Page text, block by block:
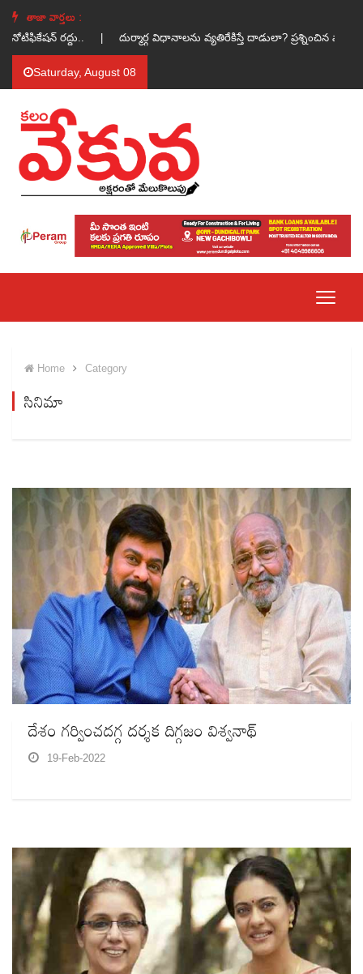
తాజా వార్తలు :
రద్దు.. | దుర్మార్గ విధానాలను వ్యతిరేకిస్తే దాడులా? ప్రశ్నించిన
Saturday, August 08
Home Category
సినిమా
దేశం గర్వించదగ్గ దర్శక దిగ్గజం విశ్వనాథ్‌
19-Feb-2022